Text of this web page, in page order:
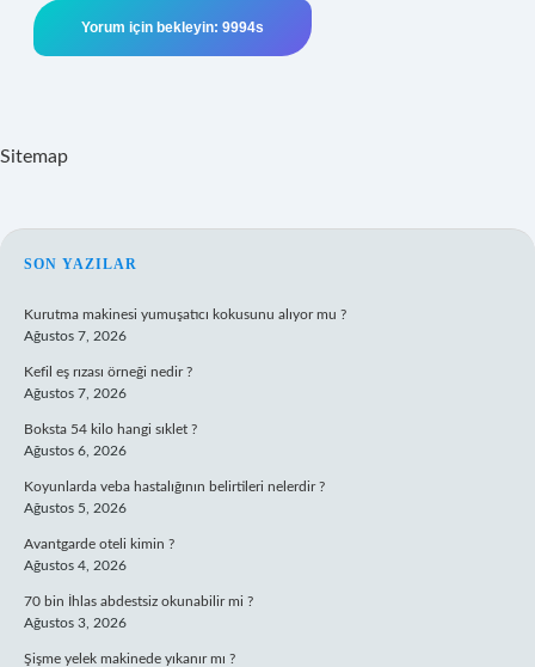
Sitemap
SIDEBAR
SON YAZILAR
Kurutma makinesi yumuşatıcı kokusunu alıyor mu ?
Ağustos 7, 2026
Kefil eş rızası örneği nedir ?
Ağustos 7, 2026
Boksta 54 kilo hangi sıklet ?
Ağustos 6, 2026
Koyunlarda veba hastalığının belirtileri nelerdir ?
Ağustos 5, 2026
Avantgarde oteli kimin ?
Ağustos 4, 2026
70 bin İhlas abdestsiz okunabilir mi ?
Ağustos 3, 2026
Şişme yelek makinede yıkanır mı ?